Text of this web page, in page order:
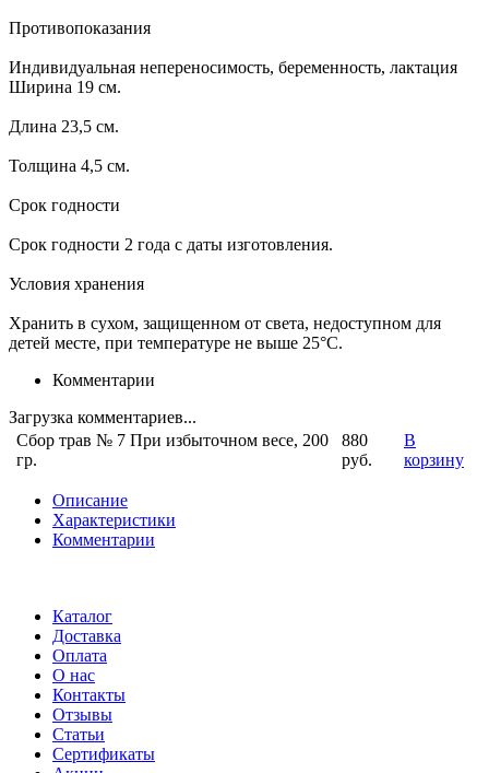
Противопоказания
Индивидуальная непереносимость, беременность, лактация
Ширина 19 см.
Длина 23,5 см.
Толщина 4,5 см.
Срок годности
Срок годности 2 года с даты изготовления.
Условия хранения
Хранить в сухом, защищенном от света, недоступном для
детей месте, при температуре не выше 25°С.
Комментарии
Загрузка комментариев...
Сбор трав № 7 При избыточном весе, 200
гр.
880
руб.
В
корзину
Описание
Характеристики
Комментарии
Каталог
Доставка
Оплата
О нас
Контакты
Отзывы
Статьи
Сертификаты